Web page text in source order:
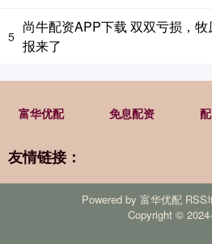
5
尚牛配资APP下载 双双亏损，
报来了
富华优配 免息配资
友情链接：
Powered by 富华优配 RSS
Copyright ©